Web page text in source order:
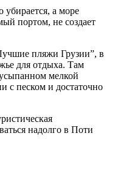
убирается, а море
портом, не создает
пляжи Грузии”, в
для отдыха. Там
мелкой
с песком и достаточно
надолго в Поти